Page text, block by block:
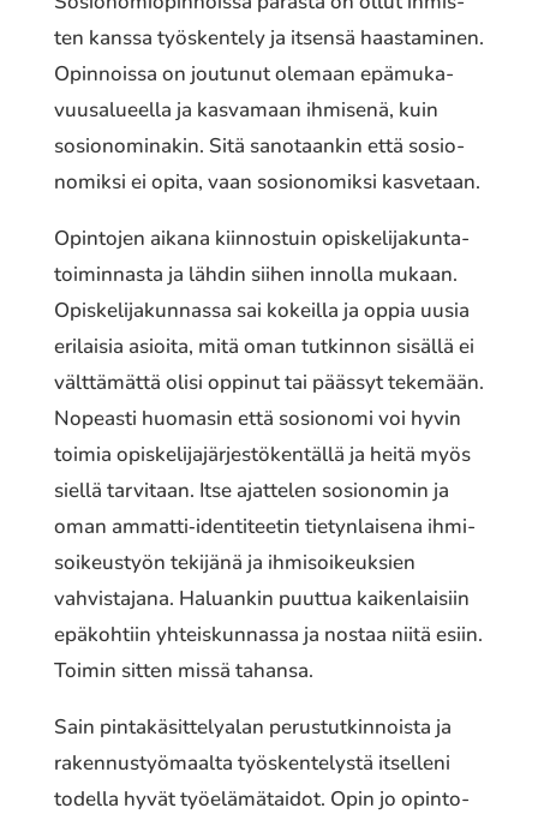
ten kanssa työs­ken­te­ly ja itsensä haas­ta­mi­nen.
Opinnoissa on joutu­nut olemaan epämu­ka­
vuusa­lu­eel­la ja kasva­maan ihmi­se­nä, kuin
sosio­no­mi­na­kin. Sitä sano­taan­kin että sosio­
no­mik­si ei opita, vaan sosio­no­mik­si kasve­taan.
Opintojen aikana kiin­nos­tuin opis­ke­li­ja­kun­ta­
toi­min­nas­ta ja lähdin siihen innolla mukaan.
Opiskelijakunnassa sai kokeil­la ja oppia uusia
erilai­sia asioita, mitä oman tutkin­non sisällä ei
vält­tä­mät­tä olisi oppinut tai päässyt teke­mään.
Nopeasti huoma­sin että sosio­no­mi voi hyvin
toimia opis­ke­li­ja­jär­jes­tö­ken­täl­lä ja heitä myös
siellä tarvi­taan. Itse ajat­te­len sosio­no­min ja
oman ammatti‐identiteetin tietyn­lai­se­na ihmi­
soi­keus­työn teki­jä­nä ja ihmi­soi­keuk­sien
vahvis­ta­ja­na. Haluankin puuttua kaiken­lai­siin
epäkoh­tiin yhteis­kun­nas­sa ja nostaa niitä esiin.
Toimin sitten missä tahansa.
Sain pinta­kä­sit­te­ly­alan perus­tut­kin­nois­ta ja
raken­nus­työ­maal­ta työs­ken­te­lys­tä itsel­le­ni
todella hyvät työelä­mä­tai­dot. Opin jo opin­to­